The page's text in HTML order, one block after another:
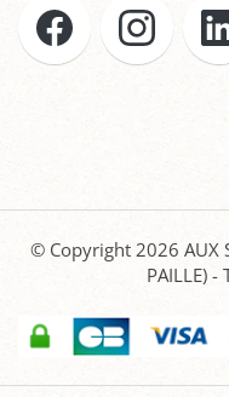
© Copyright 2026 AUX
PAILLE) -